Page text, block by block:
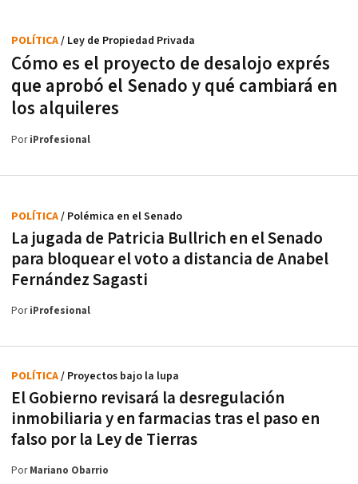
Cómo es el proyecto de desalojo exprés
que aprobó el Senado y qué cambiará en
los alquileres
POLÍTICA/ Ley de Propiedad Privada
PoriProfesional
La jugada de Patricia Bullrich en el Senado
para bloquear el voto a distancia de Anabel
Fernández Sagasti
POLÍTICA/ Polémica en el Senado
PoriProfesional
El Gobierno revisará la desregulación
inmobiliaria y en farmacias tras el paso en
falso por la Ley de Tierras
POLÍTICA/ Proyectos bajo la lupa
PorMariano Obarrio